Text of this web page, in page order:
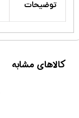
توضیحات
کالاهای مشابه